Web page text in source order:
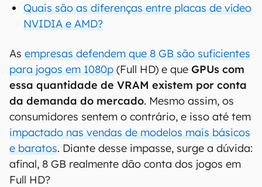
Quais são as diferenças entre placas de vídeo
NVIDIA e AMD?
As empresas defendem que 8 GB são suficientes
para jogos em 1080p (Full HD) e que GPUs com
essa quantidade de VRAM existem por conta
da demanda do mercado. Mesmo assim, os
consumidores sentem o contrário, e isso até tem
impactado nas vendas de modelos mais básicos
e baratos. Diante desse impasse, surge a dúvida:
afinal, 8 GB realmente dão conta dos jogos em
Full HD?